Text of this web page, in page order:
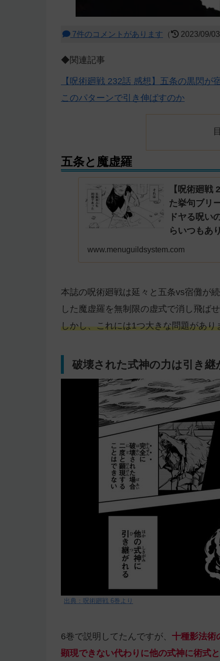
7件のコメントがあります （ 2023/09/
◆関連記事
【呪術廻戦 232話 感想】五条の黒閃
このパターンで引き伸ばすのか
五条と魔虚羅
【呪術廻戦
た挙句ブリ
ドヤる呪い
らいつもあ
www.menuguildsystem.com
本誌の呪術廻戦は延々と五条vs宿儺が
した魔虚羅を無制限の虚式で消し飛ば
しかし、これには1つ大きな問題があり
破壊された式神の力は引き継
出典：呪術廻戦 6巻より
6巻で説明してたんですが、 十種影法術
顕現できない代わりに他の式神に術式